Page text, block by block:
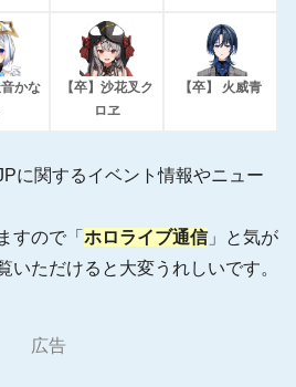
音かな
【卒】沙花叉ク
ロヱ
【卒】 火威青
に関するイベント情報やニュー
すので「 ホロライブ通信 」と気が
いただけると大変うれしいです。
広告